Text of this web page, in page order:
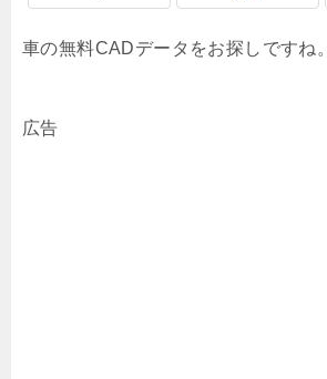
車の無料CADデータをお探しですね。
広告